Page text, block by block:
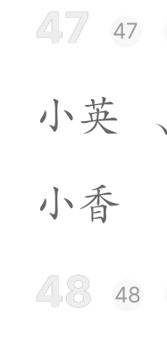
47 47
小英
小香
48 48